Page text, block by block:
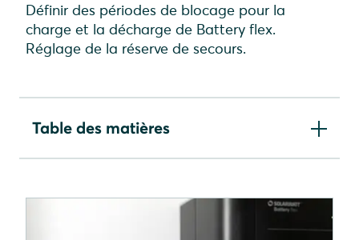
Définir des périodes de blocage pour la
charge et la décharge de Battery flex.
Réglage de la réserve de secours.
Table des matières
Réserve d'énergie de secours pour le
fonctionnement de remplacement du réseau